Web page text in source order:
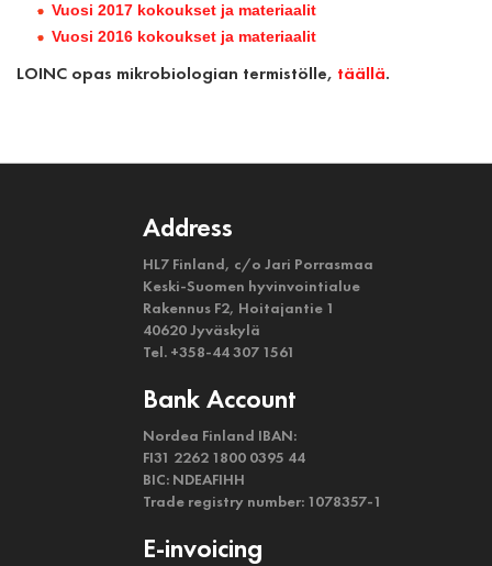
Vuosi 2017 kokoukset ja materiaalit
Vuosi 2016 kokoukset ja materiaalit
LOINC opas mikrobiologian termistölle, täällä.
Address
HL7 Finland, c/o Jari Porrasmaa
Keski-Suomen hyvinvointialue
Rakennus F2, Hoitajantie 1
40620 Jyväskylä
Tel. +358-44 307 1561
Bank Account
Nordea Finland IBAN:
FI31 2262 1800 0395 44
BIC: NDEAFIHH
Trade registry number: 1078357-1
E-invoicing